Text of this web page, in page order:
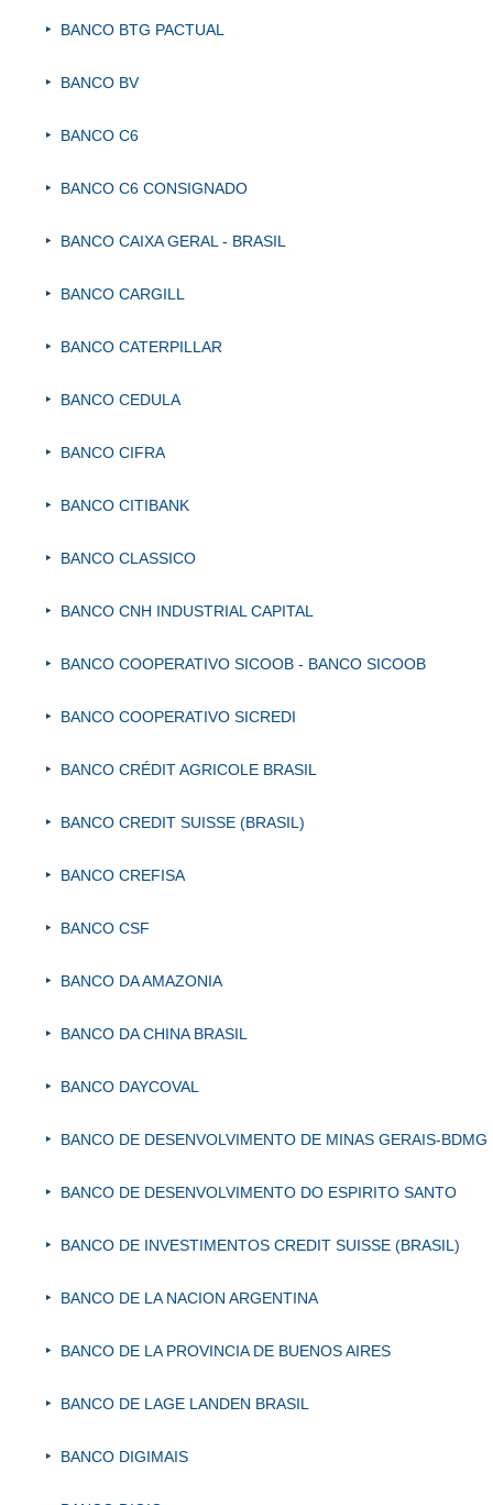
BANCO BTG PACTUAL
BANCO BV
BANCO C6
BANCO C6 CONSIGNADO
BANCO CAIXA GERAL - BRASIL
BANCO CARGILL
BANCO CATERPILLAR
BANCO CEDULA
BANCO CIFRA
BANCO CITIBANK
BANCO CLASSICO
BANCO CNH INDUSTRIAL CAPITAL
BANCO COOPERATIVO SICOOB - BANCO SICOOB
BANCO COOPERATIVO SICREDI
BANCO CRÉDIT AGRICOLE BRASIL
BANCO CREDIT SUISSE (BRASIL)
BANCO CREFISA
BANCO CSF
BANCO DA AMAZONIA
BANCO DA CHINA BRASIL
BANCO DAYCOVAL
BANCO DE DESENVOLVIMENTO DE MINAS GERAIS-BDMG
BANCO DE DESENVOLVIMENTO DO ESPIRITO SANTO
BANCO DE INVESTIMENTOS CREDIT SUISSE (BRASIL)
BANCO DE LA NACION ARGENTINA
BANCO DE LA PROVINCIA DE BUENOS AIRES
BANCO DE LAGE LANDEN BRASIL
BANCO DIGIMAIS